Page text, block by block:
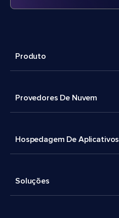
Produto
Provedores De Nuvem
Hospedagem De Aplicativos
Soluções